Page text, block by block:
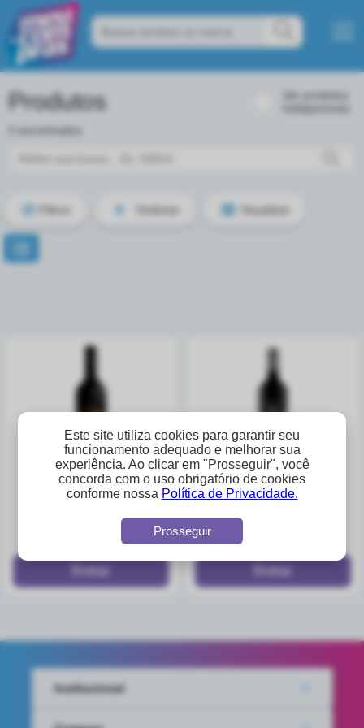
Este site utiliza cookies para garantir seu
funcionamento adequado e melhorar sua
experiência. Ao clicar em "Prosseguir", você
concorda com o uso obrigatório de cookies
conforme nossa Política de Privacidade.
Prosseguir
Produtos
2 encontrados
Ordenar Visualizar
suave 750ml
R$24,08
vinho tinto almaden
cabernet sauvignon
R$26,52
Institucional